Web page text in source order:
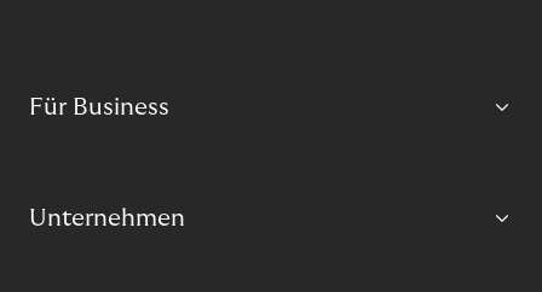
Für Business
Unternehmen